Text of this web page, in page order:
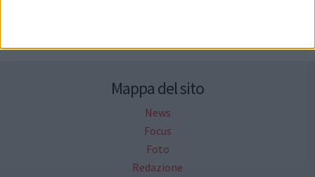
Mappa del sito
News
Focus
Foto
Redazione